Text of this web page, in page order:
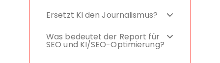
Ersetzt KI den Journalismus?
Was bedeutet der Report für
SEO und KI/SEO-Optimierung?